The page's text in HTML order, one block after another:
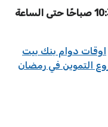
الفترة الخامسة: من الساعة 10:30 صباحًا حتى الساعة
اوقات دوام بنك بيت
التموين في رمضان